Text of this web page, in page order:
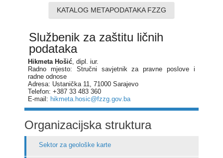
KATALOG METAPODATAKA FZZG
Službenik za zaštitu ličnih
podataka
Hikmeta Hošić, dipl. iur.
Radno mjesto: Stručni savjetnik za pravne poslove i
radne odnose
Adresa: Ustanička 11, 71000 Sarajevo
Telefon: +387 33 483 360
E-mail: hikmeta.hosic@fzzg.gov.ba
Organizacijska struktura
Sektor za geološke karte